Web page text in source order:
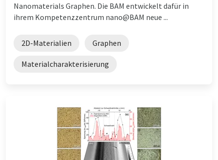
Nanomaterials Graphen. Die BAM entwickelt dafür in
ihrem Kompetenzzentrum nano@BAM neue ...
2D-Materialien Graphen
Materialcharakterisierung